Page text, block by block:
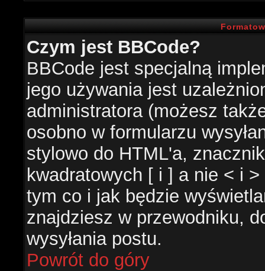
Czym jest BBCode?
BBCode jest specjalną
jego używania jest
administratora (możesz
osobno w formularzu
stylowo do HTML'a,
kwadratowych [ i ] a nie < i
tym co i jak będzie
znajdziesz w przewodniku,
wysyłania postu.
Powrót do góry